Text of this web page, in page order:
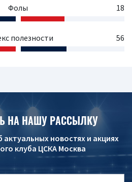
Фолы 18
полезности 56
НА НАШУ РАССЫЛКУ
новостях и акциях
клуба ЦСКА Москва